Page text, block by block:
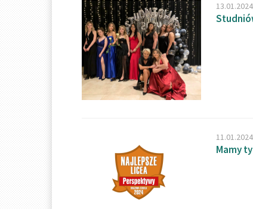
13.01.2024
11.01.2024
Mamy